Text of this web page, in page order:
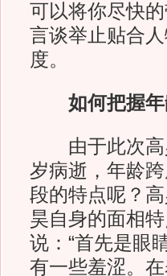
可以将你尽快
言谈举止贴合
度。
如何把握
由于此次高
岁病逝，年龄
段的特点呢？
昊自身的面相
说：“首先是眼
有一些羞涩。